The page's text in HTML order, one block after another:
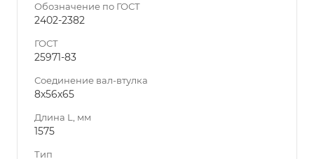
Обозначение по ГОСТ
2402-2382
ГОСТ
25971-83
Соединение вал-втулка
8х56х65
Длина L, мм
1575
Тип